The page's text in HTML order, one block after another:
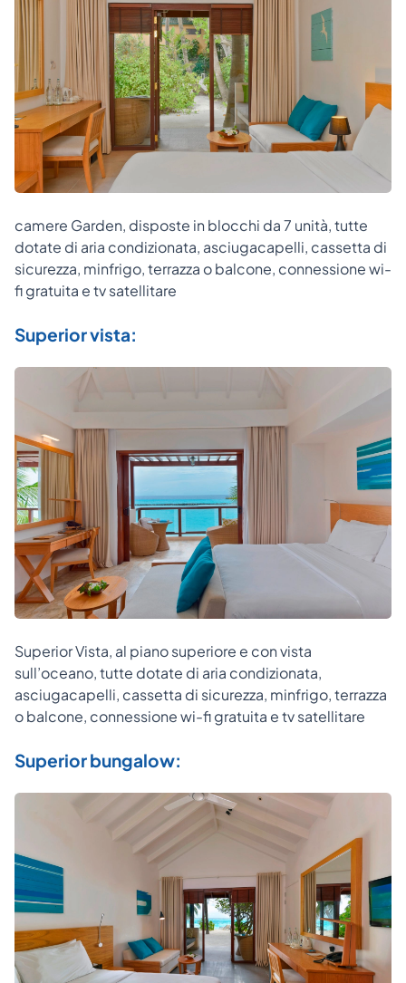
camere Garden, disposte in blocchi da 7 unità, tutte
dotate di aria condizionata, asciugacapelli, cassetta di
sicurezza, minfrigo, terrazza o balcone, connessione wi-
fi gratuita e tv satellitare
Superior vista:
Superior Vista, al piano superiore e con vista
sull’oceano, tutte dotate di aria condizionata,
asciugacapelli, cassetta di sicurezza, minfrigo, terrazza
o balcone, connessione wi-fi gratuita e tv satellitare
Superior bungalow: